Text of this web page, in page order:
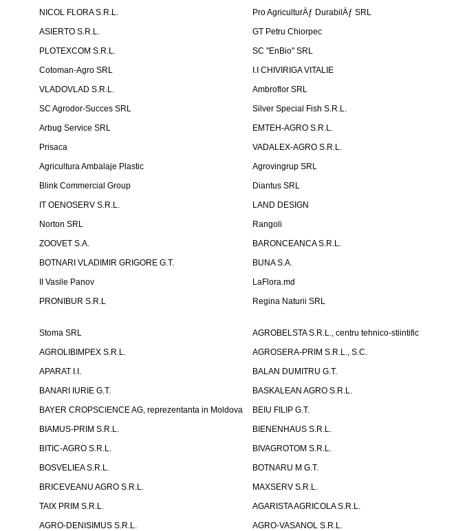
NICOL FLORA S.R.L.
Pro AgriculturÄƒ DurabilÄƒ SRL
ASIERTO S.R.L.
GT Petru Chiorpec
PLOTEXCOM S.R.L.
SC "EnBio" SRL
Cotoman-Agro SRL
I.I CHIVIRIGA VITALIE
VLADOVLAD S.R.L.
Ambroflor SRL
SC Agrodor-Succes SRL
Silver Special Fish S.R.L.
Arbug Service SRL
EMTEH-AGRO S.R.L.
Prisaca
VADALEX-AGRO S.R.L.
Agricultura Ambalaje Plastic
Agrovingrup SRL
Blink Commercial Group
Diantus SRL
IT OENOSERV S.R.L.
LAND DESIGN
Norton SRL
Rangoli
ZOOVET S.A.
BARONCEANCA S.R.L.
BOTNARI VLADIMIR GRIGORE G.T.
BUNA S.A.
II Vasile Panov
LaFlora.md
PRONIBUR S.R.L
Regina Naturii SRL
Stoma SRL
AGROBELSTA S.R.L., centru tehnico-stiintific
AGROLIBIMPEX S.R.L.
AGROSERA-PRIM S.R.L., S.C.
APARAT I.I.
BALAN DUMITRU G.T.
BANARI IURIE G.T.
BASKALEAN AGRO S.R.L.
BAYER CROPSCIENCE AG, reprezentanta in Moldova
BEIU FILIP G.T.
BIAMUS-PRIM S.R.L.
BIENENHAUS S.R.L.
BITIC-AGRO S.R.L.
BIVAGROTOM S.R.L.
BOSVELIEA S.R.L.
BOTNARU M G.T.
BRICEVEANU AGRO S.R.L.
MAXSERV S.R.L.
TAIX PRIM S.R.L.
AGARISTA AGRICOLA S.R.L.
AGRO-DENISIMUS S.R.L.
AGRO-VASANOL S.R.L.